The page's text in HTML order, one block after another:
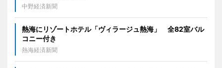
中野経済新聞
熱海にリゾートホテル「ヴィラージュ熱海」 全82室バル
コニー付き
熱海経済新聞